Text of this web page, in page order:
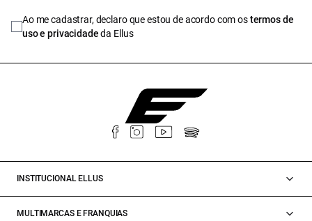
Ao me cadastrar, declaro que estou de acordo com ostermos de
uso e privacidadeda Ellus
INSTITUCIONAL ELLUS
MULTIMARCAS E FRANQUIAS